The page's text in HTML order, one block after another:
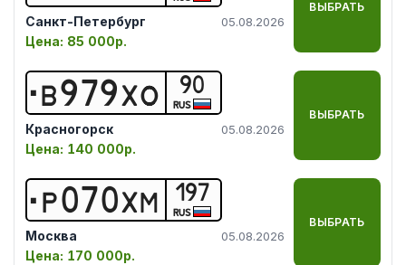
Санкт-Петербург 05.08.2026
Цена: 85 000р.
ВЫБРАТЬ
В979ХО 90
RUS
Красногорск 05.08.2026
Цена: 140 000р.
ВЫБРАТЬ
Р070ХМ 197
RUS
Москва 05.08.2026
Цена: 170 000р.
ВЫБРАТЬ